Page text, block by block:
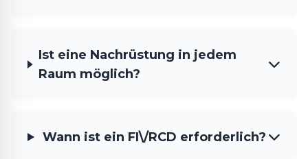
Ist eine Nachrüstung in jedem
Raum möglich?
Wann ist ein FI\/RCD erforderlich?